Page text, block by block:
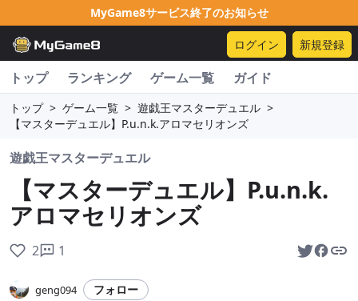
MyGame8サービス終了のお知らせ
ログイン 新規登録
トップ ランキング ゲーム一覧 ガイド
トップ > ゲーム一覧 > 遊戯王マスターデュエル >
【マスターデュエル】P.u.n.k.アロマセリオンズ
遊戯王マスターデュエル
【マスターデュエル】P.u.n.k.
アロマセリオンズ
2 1
geng094 フォロー